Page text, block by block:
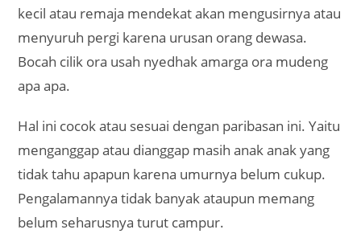
kecil atau remaja mendekat akan mengusirnya atau
menyuruh pergi karena urusan orang dewasa.
Bocah cilik ora usah nyedhak amarga ora mudeng
apa apa.
Hal ini cocok atau sesuai dengan paribasan ini. Yaitu
menganggap atau dianggap masih anak anak yang
tidak tahu apapun karena umurnya belum cukup.
Pengalamannya tidak banyak ataupun memang
belum seharusnya turut campur.